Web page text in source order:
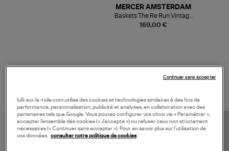
169,00 €
MERCER AMSTERDAM
Baskets The Re Run Vintage
White Red
lulli-sur-la-toile.com utilise des cookies et technologies similaires à des fins de
performance, personnalisation, publicité et analyses, en collaboration avec des
partenaires tels que Google. Vous pouvez configurer vos choix via « Paramétrer »,
accepter l’ensemble des cookies (« J’accepte ») ou refuser ceux non strictement
nécessaires (« Continuer sans accepter »). Pour en savoir plus sur l’utilisation de
vos données, consulter notre politique de cookies
Continuer sans accepter